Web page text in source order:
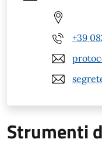
+39
Strumenti